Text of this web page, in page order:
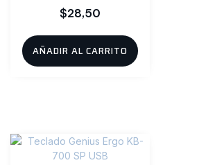
$28,50
AÑADIR AL CARRITO